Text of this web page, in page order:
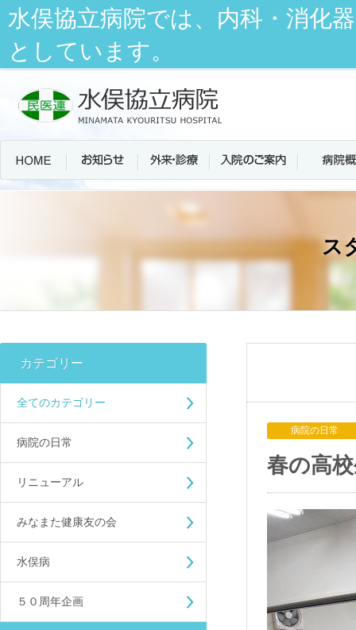
水俣協立病院では、内科・消化
としています。
ス
カテゴリー
全てのカテゴリー
病院の日常
リニューアル
みなまた健康友の会
水俣病
５０周年企画
病院の日常
春の高